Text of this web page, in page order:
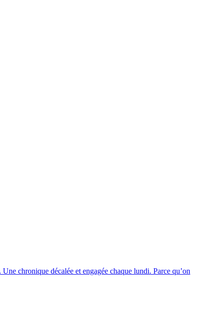
chronique décalée et engagée chaque lundi. Parce qu’on